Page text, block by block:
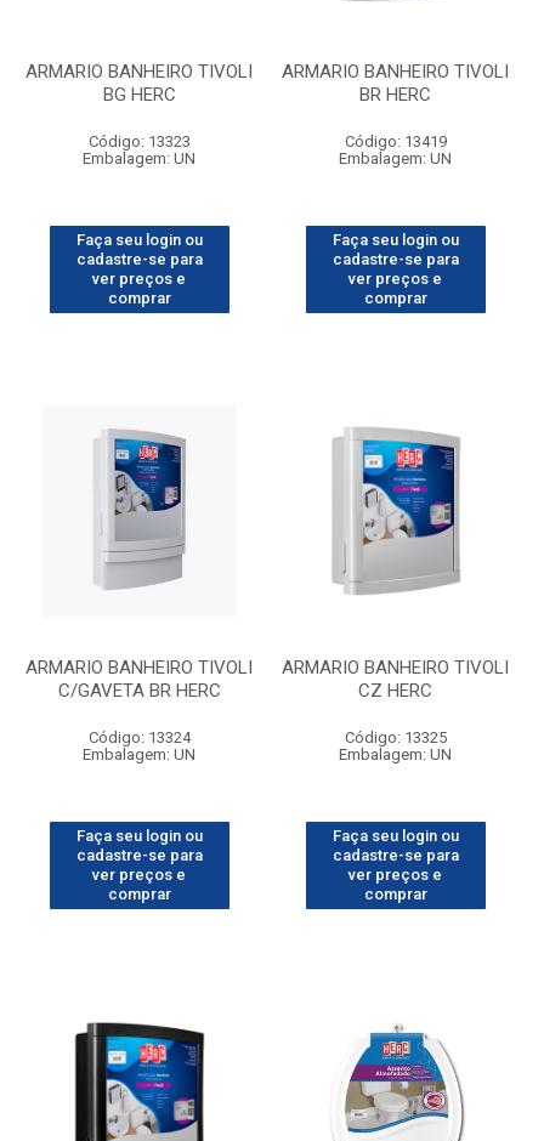
ARMARIO BANHEIRO TIVOLI
BG HERC
Código: 13323
Embalagem: UN
Faça seu login ou
cadastre-se para
ver preços e
comprar
ARMARIO BANHEIRO TIVOLI
BR HERC
Código: 13419
Embalagem: UN
Faça seu login ou
cadastre-se para
ver preços e
comprar
ARMARIO BANHEIRO TIVOLI
C/GAVETA BR HERC
Código: 13324
Embalagem: UN
Faça seu login ou
cadastre-se para
ver preços e
comprar
ARMARIO BANHEIRO TIVOLI
CZ HERC
Código: 13325
Embalagem: UN
Faça seu login ou
cadastre-se para
ver preços e
comprar